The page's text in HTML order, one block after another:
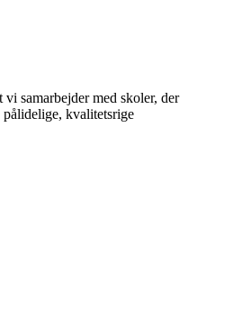
samarbejder med skoler, der
kvalitetsrige